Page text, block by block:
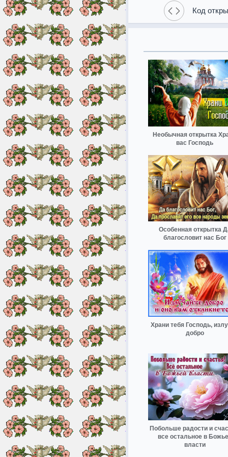
Код
Необычная открытка
вас Господь
Особенная открытка
благословит нас Бог
Храни тебя Господь,
добро
Побольше радости и
все остальное в
власти